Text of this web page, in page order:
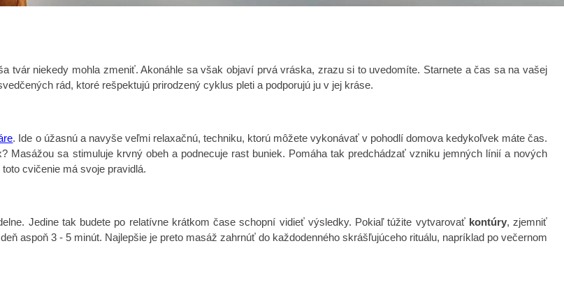
tvár niekedy mohla zmeniť. Akonáhle sa však objaví prvá vráska, zrazu si to uvedomíte. Starnete a čas sa na vašej
rád, ktoré rešpektujú prirodzený cyklus pleti a podporujú ju v jej kráse.
. Ide o úžasnú a navyše veľmi relaxačnú, techniku, ktorú môžete vykonávať v pohodlí domova kedykoľvek máte čas.
Masážou sa stimuluje krvný obeh a podnecuje rast buniek. Pomáha tak predchádzať vzniku jemných línií a nových
cvičenie má svoje pravidlá.
Jedine tak budete po relatívne krátkom čase schopní vidieť výsledky. Pokiaľ túžite vytvarovať kontúry, zjemniť
aspoň 3 - 5 minút. Najlepšie je preto masáž zahrnúť do každodenného skrášľujúceho rituálu, napríklad po večernom